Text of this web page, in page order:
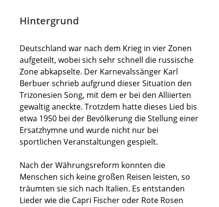
Hintergrund
Deutschland war nach dem Krieg in vier Zonen
aufgeteilt, wobei sich sehr schnell die russische
Zone abkapselte. Der Karnevalssänger Karl
Berbuer schrieb aufgrund dieser Situation den
Trizonesien Song, mit dem er bei den Alliierten
gewaltig aneckte. Trotzdem hatte dieses Lied bis
etwa 1950 bei der Bevölkerung die Stellung einer
Ersatzhymne und wurde nicht nur bei
sportlichen Veranstaltungen gespielt.
Nach der Währungsreform konnten die
Menschen sich keine großen Reisen leisten, so
träumten sie sich nach Italien. Es entstanden
Lieder wie die Capri Fischer oder Rote Rosen